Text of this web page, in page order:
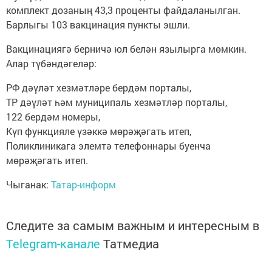
комплект дозаның 43,3 проценты файдаланылган.
Барлыгы 103 вакцинация пункты эшли.
Вакцинациягә берничә юл белән язылырга мөмкин.
Алар түбәндәгеләр:
РФ дәүләт хезмәтләре бердәм порталы,
ТР дәүләт һәм муниципаль хезмәтләр порталы,
122 бердәм номеры,
Күп функцияле үзәккә мөрәҗәгать итеп,
Поликлиникага элемтә телефоннары буенча
мөрәҗәгать итеп.
Чыганак: Татар-информ
Следите за самым важным и интересным в
Telegram-канале Татмедиа